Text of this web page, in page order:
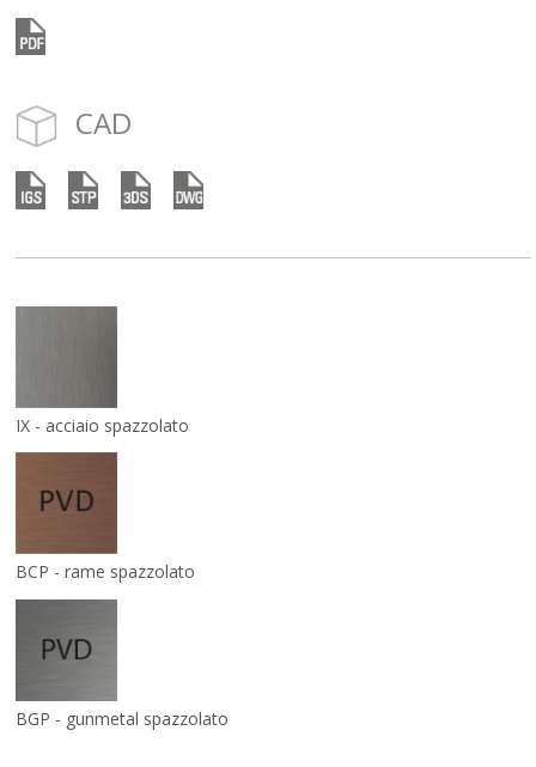
CAD
IX - acciaio spazzolato
BCP - rame spazzolato
BGP - gunmetal spazzolato